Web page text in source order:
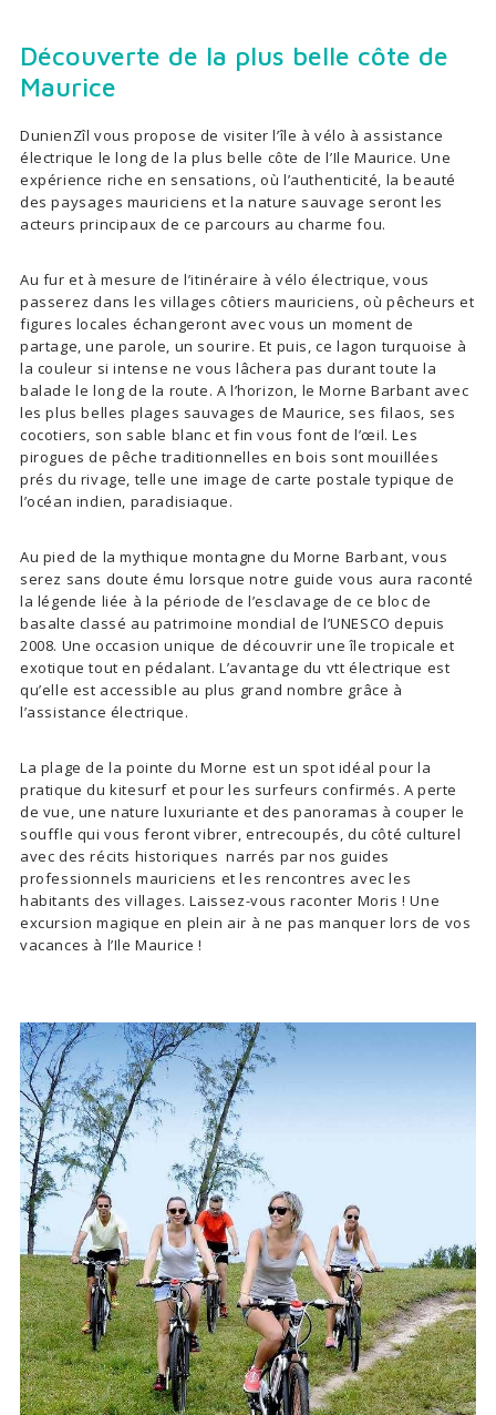
Découverte de la plus belle côte de
Maurice
DunienZîl vous propose de visiter l’île à vélo à assistance
électrique le long de la plus belle côte de l’Ile Maurice. Une
expérience riche en sensations, où l’authenticité, la beauté
des paysages mauriciens et la nature sauvage seront les
acteurs principaux de ce parcours au charme fou.
Au fur et à mesure de l’itinéraire à vélo électrique, vous
passerez dans les villages côtiers mauriciens, où pêcheurs et
figures locales échangeront avec vous un moment de
partage, une parole, un sourire. Et puis, ce lagon turquoise à
la couleur si intense ne vous lâchera pas durant toute la
balade le long de la route. A l’horizon, le Morne Barbant avec
les plus belles plages sauvages de Maurice, ses filaos, ses
cocotiers, son sable blanc et fin vous font de l’œil. Les
pirogues de pêche traditionnelles en bois sont mouillées
prés du rivage, telle une image de carte postale typique de
l’océan indien, paradisiaque.
Au pied de la mythique montagne du Morne Barbant, vous
serez sans doute ému lorsque notre guide vous aura raconté
la légende liée à la période de l’esclavage de ce bloc de
basalte classé au patrimoine mondial de l’UNESCO depuis
2008. Une occasion unique de découvrir une île tropicale et
exotique tout en pédalant. L’avantage du vtt électrique est
qu’elle est accessible au plus grand nombre grâce à
l’assistance électrique.
La plage de la pointe du Morne est un spot idéal pour la
pratique du kitesurf et pour les surfeurs confirmés. A perte
de vue, une nature luxuriante et des panoramas à couper le
souffle qui vous feront vibrer, entrecoupés, du côté culturel
avec des récits historiques narrés par nos guides
professionnels mauriciens et les rencontres avec les
habitants des villages. Laissez-vous raconter Moris ! Une
excursion magique en plein air à ne pas manquer lors de vos
vacances à l’Ile Maurice !